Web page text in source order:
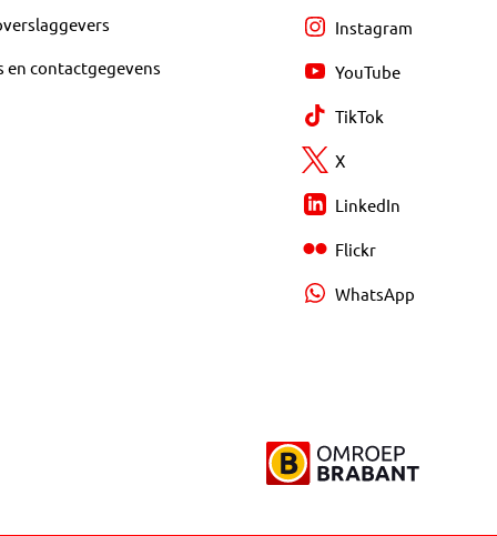
en contactgegevens
Instagram
YouTube
TikTok
X
LinkedIn
Flickr
WhatsApp